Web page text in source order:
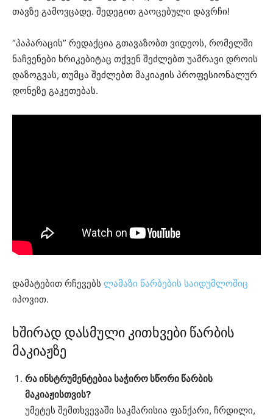
თავზე გამოვცადე. შედეგით გაოცებული დავრჩი!
“პაპარაცის” რედაქცია გთავაზობთ ვიდეოს, რომელში
ნაჩვენები ხრიკებიტაც თქვენ შეძლებთ უამრავი დროის
დაზოგვას, თუმცა შეძლებთ მაკიაჟის პროფესიონალურ
დონეზე გაკეთებას.
დამატებით რჩევებს ლამაზი წარბების საიდუმლოშიც
იპოვით.
ხშირად დასმული კითხვები წარბის
მაკიაჟზე
რა ინსტრუმენტებია საჭირო სწორი წარბის
მაკიაჟისთვის?
უმეტეს შემთხვევაში საკმარისია ფანქარი, ჩრდილი,